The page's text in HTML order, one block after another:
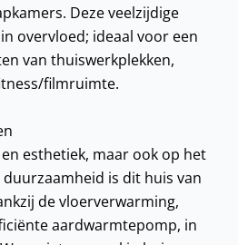
Deze veelzijdige
overvloed; ideaal voor een
van thuiswerkplekken,
filmruimte.
esthetiek, maar ook op het
is dit huis van
de vloerverwarming,
aardwarmtepomp, in